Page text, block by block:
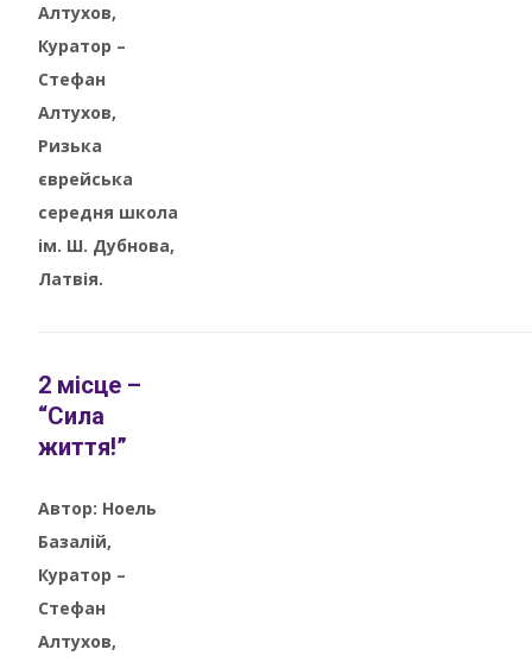
Алтухов,
Куратор –
Стефан
Алтухов,
Ризька
єврейська
середня школа
ім. Ш. Дубнова,
Латвія.
2 місце –
“Сила
життя!”
Автор: Ноель
Базалій,
Куратор –
Стефан
Алтухов,